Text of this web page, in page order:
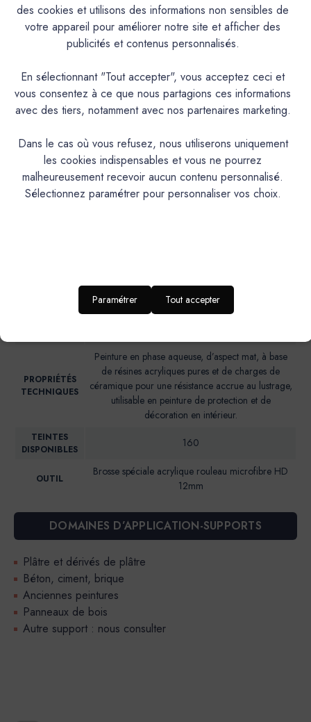
Caractéristiques
Documentation Technique
Couleurs & Échantillons
La Céramat est une peinture en phase aqueuse, d’aspect
céramique pour une résistance accrue au lustrage, utilisable
en peinture de protection et de décoration en intérieur.
PRODUIT
Aspect mat profond
PROPRIÉTÉS
TECHNIQUES
Peinture en phase aqueuse, d’aspect mat, à base
de résines acryliques pures et de charges de
céramique pour une résistance accrue au lustrage,
utilisable en peinture de protection et de
décoration en intérieur.
TEINTES
DISPONIBLES
160
OUTIL
Brosse spéciale acrylique rouleau microfibre HD
12mm
DOMAINES D’APPLICATION-SUPPORTS
Plâtre et dérivés de plâtre
Béton, ciment, brique
Anciennes peintures
Panneaux de bois
Autre support : nous consulter
des cookies et utilisons des informations non sensibles de
votre appareil pour améliorer notre site et afficher des
publicités et contenus personnalisés.
En sélectionnant "Tout accepter", vous acceptez ceci et
vous consentez à ce que nous partagions ces informations
avec des tiers, notamment avec nos partenaires marketing.
Dans le cas où vous refusez, nous utiliserons uniquement
les cookies indispensables et vous ne pourrez
malheureusement recevoir aucun contenu personnalisé.
Sélectionnez paramétrer pour personnaliser vos choix.
Paramétrer Tout accepter